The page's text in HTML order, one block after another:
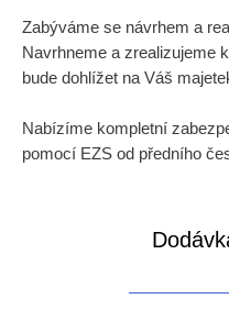
Zabýváme se návrhem a
Navrhneme a zrealizujeme
bude dohlížet na Váš
Nabízíme kompletní
pomocí EZS od předního